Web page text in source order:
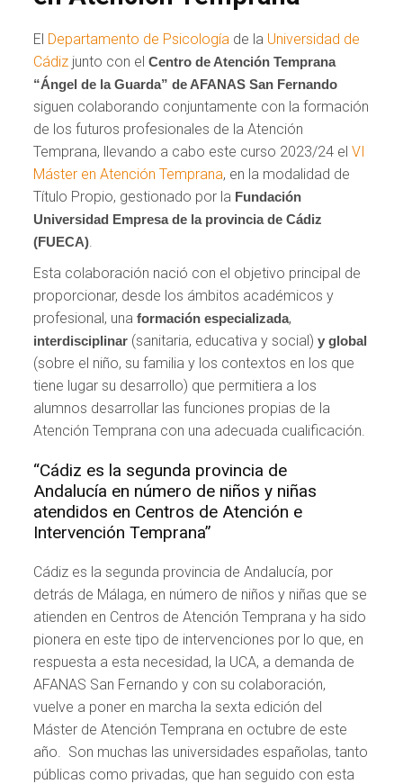
El Departamento de Psicología de la Universidad de
Cádiz junto con elCentro de Atención Temprana
“Ángel de la Guarda” de AFANAS San Fernando
siguen colaborando conjuntamente con la formación
de los futuros profesionales de la Atención
Temprana, llevando a cabo este curso 2023/24 elVI
Máster en Atención Temprana, en la modalidad de
Título Propio, gestionado por la Fundación
Universidad Empresa de la provincia de Cádiz
(FUECA)
Esta colaboración nació con el objetivo principal de
proporcionar, desde los ámbitos académicos y
profesional, unaformación especializada,
interdisciplinar (sanitaria, educativa y social)y global
(sobre el niño, su familia y los contextos en los que
tiene lugar su desarrollo) que permitiera a los
alumnos desarrollar las funciones propias de la
Atención Temprana con una adecuada cualificación.
“Cádiz es la segunda provincia de
Andalucía en número de niños y niñas
atendidos en Centros de Atención e
Intervención Temprana”
Cádiz es la segunda provincia de Andalucía, por
detrás de Málaga, en número de niños y niñas que se
atienden en Centros de Atención Temprana y ha sido
pionera en este tipo de intervenciones por lo que, en
respuesta a esta necesidad, la UCA, a demanda de
AFANAS San Fernando y con su colaboración,
vuelve a poner en marcha la sexta edición del
Máster de Atención Temprana en octubre de este
año. Son muchas las universidades españolas, tanto
públicas como privadas, que han seguido con esta